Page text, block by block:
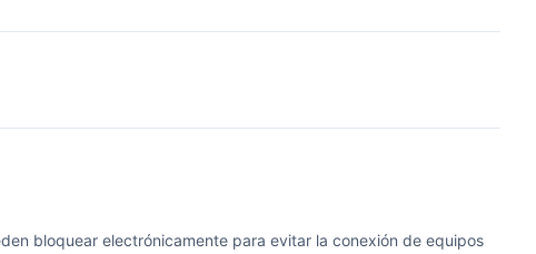
bloquear electrónicamente para evitar la conexión de equipos